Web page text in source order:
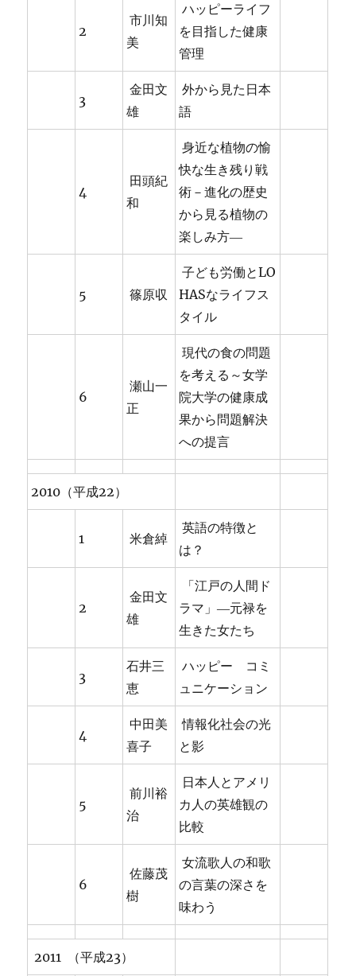
2
市川知
美
ハッピーライフ
を目指した健康
管理
3
金田文
雄
外から見た日本
語
4
田頭紀
和
身近な植物の愉
快な生き残り戦
術－進化の歴史
から見る植物の
楽しみ方―
5 篠原収
子ども労働とLO
HASなライフス
タイル
6
瀬山一
正
現代の食の問題
を考える～女学
院大学の健康成
果から問題解決
への提言
2010（平成22）
1 米倉綽
英語の特徴と
は？
2
金田文
雄
「江戸の人間ド
ラマ」―元禄を
生きた女たち
3
石井三
恵
ハッピー コミ
ュニケーション
4
中田美
喜子
情報化社会の光
と影
5
前川裕
治
日本人とアメリ
カ人の英雄観の
比較
6
佐藤茂
樹
女流歌人の和歌
の言葉の深さを
味わう
2011 （平成23）